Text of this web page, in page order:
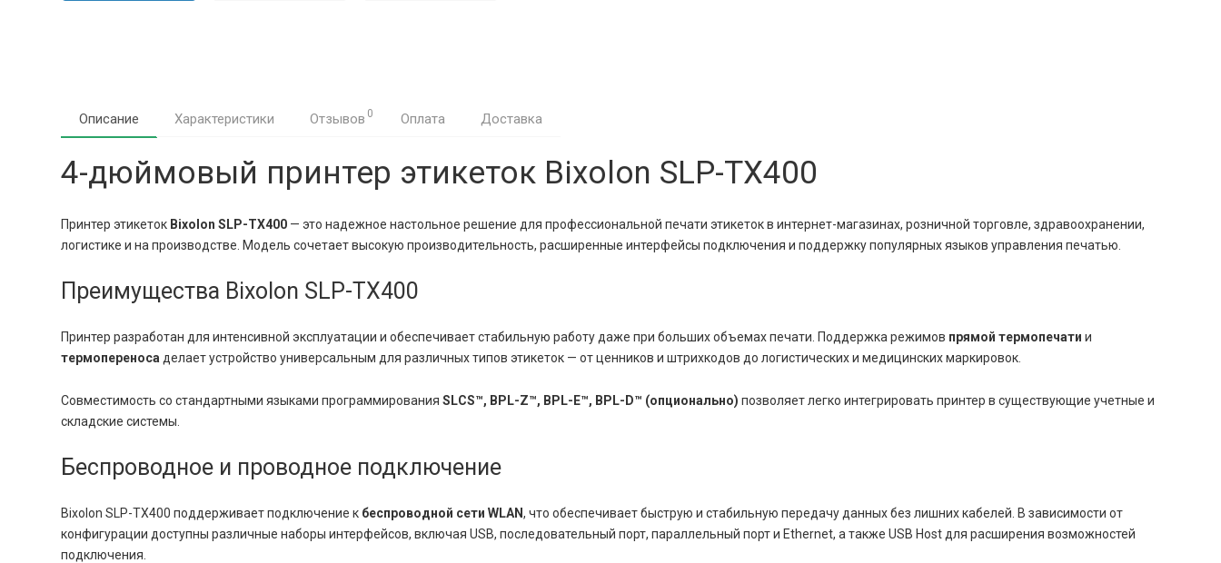
Описание Характеристики Отзывов 0 Оплата Доставка
4-дюймовый принтер этикеток Bixolon SLP-TX400
Принтер этикеток Bixolon SLP-TX400 — это надежное настольное решение для профессиональной печати этикеток в интернет-магазинах, розничной торговле, здравоохранении,
логистике и на производстве. Модель сочетает высокую производительность, расширенные интерфейсы подключения и поддержку популярных языков управления печатью.
Преимущества Bixolon SLP-TX400
Принтер разработан для интенсивной эксплуатации и обеспечивает стабильную работу даже при больших объемах печати. Поддержка режимов прямой термопечати и
термопереноса делает устройство универсальным для различных типов этикеток — от ценников и штрихкодов до логистических и медицинских маркировок.
Совместимость со стандартными языками программирования SLCS™, BPL-Z™, BPL-E™, BPL-D™ (опционально) позволяет легко интегрировать принтер в существующие учетные и
складские системы.
Беспроводное и проводное подключение
Bixolon SLP-TX400 поддерживает подключение к беспроводной сети WLAN, что обеспечивает быструю и стабильную передачу данных без лишних кабелей. В зависимости от
конфигурации доступны различные наборы интерфейсов, включая USB, последовательный порт, параллельный порт и Ethernet, а также USB Host для расширения возможностей
подключения.